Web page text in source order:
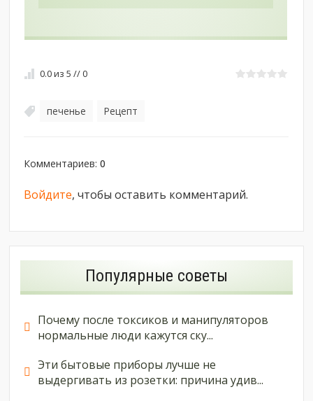
0.0из5 // 0
печенье Рецепт
Комментариев:0
Войдите, чтобы оставить комментарий.
Популярные советы
Почему после токсиков и манипуляторов
нормальные люди кажутся ску...
Эти бытовые приборы лучше не
выдергивать из розетки: причина удив...